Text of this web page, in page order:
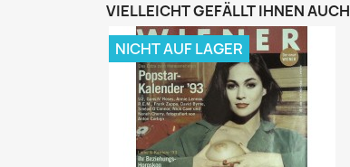
VIELLEICHT GEFÄLLT IHNEN AUCH
NICHT AUF LAGER